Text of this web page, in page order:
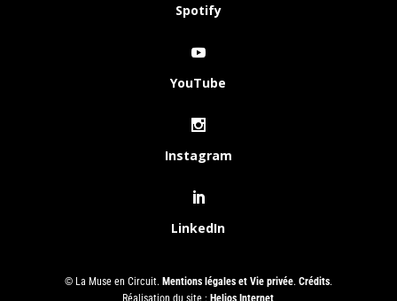
Spotify
YouTube
Instagram
LinkedIn
© La Muse en Circuit. Mentions légales et Vie privée. Crédits.
Réalisation du site : Helios Internet